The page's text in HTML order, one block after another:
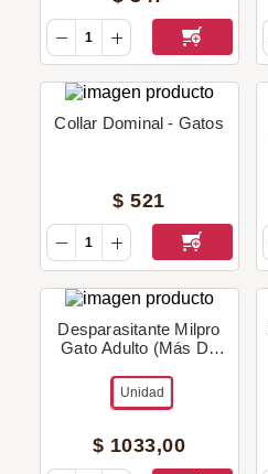
Collar Dominal - Gatos
$ 521
Desparasitante Milpro
Gato Adulto (Más De
Unidad
$ 1033,00